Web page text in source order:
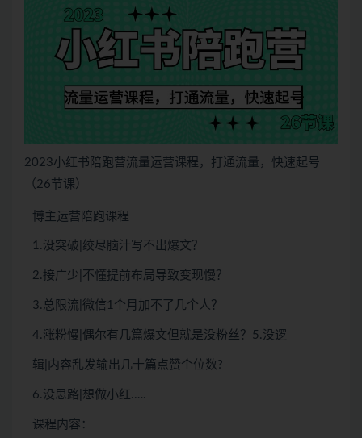
2023小红书陪跑营流量运营课程，打通流量，快速起号
（26节课）
博主运营陪跑课程
1.没突破|绞尽脑汁写不出爆文？
2.接广少|不懂提前布局导致变现慢？
3.总限流|微信1个月加不了几个人？
4.涨粉慢|偶尔有几篇爆文但就是没粉丝？5.没逻
辑|内容乱发输出几十篇点赞个位数?
6.没思路|想做小红.….
课程内容：